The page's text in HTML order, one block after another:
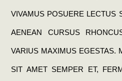
VIVAMUS POSUERE LECTUS
AENEAN CURSUS
VARIUS MAXIMUS EGESTAS.
SIT AMET SEMPER ET,